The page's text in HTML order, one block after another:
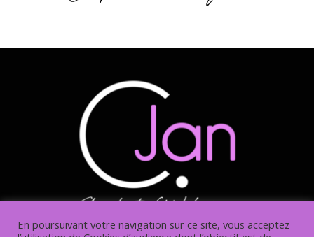
En poursuivant votre navigation sur ce site, vous acceptez